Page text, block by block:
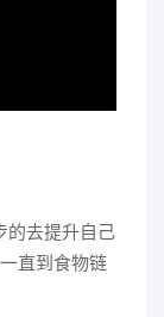
的去提升自己
直到食物链